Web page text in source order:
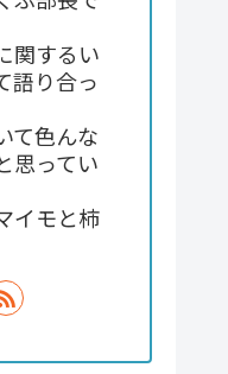
関するい
語り合っ
て色んな
思ってい
イモと柿